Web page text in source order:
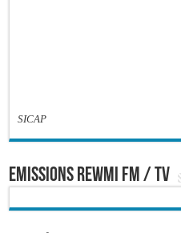
SICAP
EMISSIONS REWMI FM / TV